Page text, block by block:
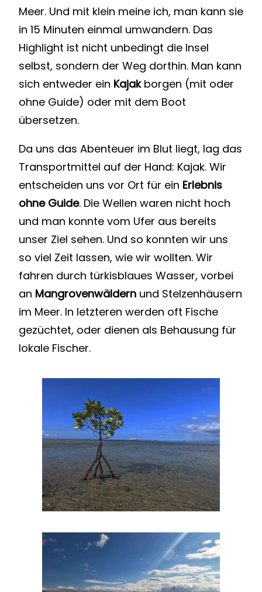
Meer. Und mit klein meine ich, man kann sie
in 15 Minuten einmal umwandern. Das
Highlight ist nicht unbedingt die Insel
selbst, sondern der Weg dorthin. Man kann
sich entweder ein Kajak borgen (mit oder
ohne Guide) oder mit dem Boot
übersetzen.
Da uns das Abenteuer im Blut liegt, lag das
Transportmittel auf der Hand: Kajak. Wir
entscheiden uns vor Ort für ein Erlebnis
ohne Guide. Die Wellen waren nicht hoch
und man konnte vom Ufer aus bereits
unser Ziel sehen. Und so konnten wir uns
so viel Zeit lassen, wie wir wollten. Wir
fahren durch türkisblaues Wasser, vorbei
an Mangrovenwäldern und Stelzenhäusern
im Meer. In letzteren werden oft Fische
gezüchtet, oder dienen als Behausung für
lokale Fischer.